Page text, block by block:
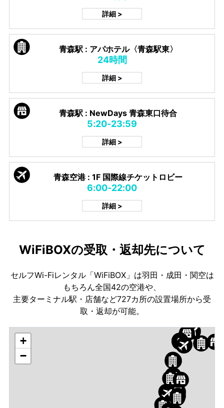
詳細 >
青森駅 : アパホテル〈青森駅東〉
24時間
詳細 >
青森駅 : NewDays 青森東口待合
5:20-23:59
詳細 >
青森空港 : 1F 国際線チケットロビー
6:00-22:00
詳細 >
WiFiBOXの受取・返却先について
セルフWi-Fiレンタル「WiFiBOX」は羽田・成田・関空は
もちろん全国42の空港や、
主要ターミナル駅・店舗など727カ所の設置場所から受
取・返却が可能。
+
−